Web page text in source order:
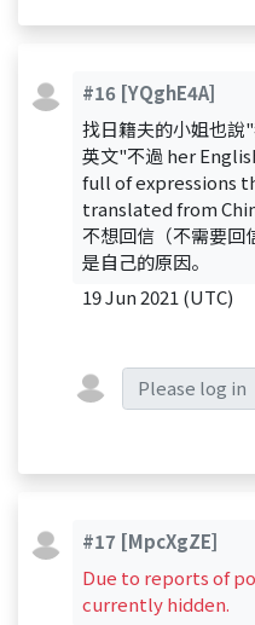
#16 [YQghE4A]
找日籍夫的小姐也
英文"不過 her
full of expressions
translated from
不想回信（不需要回
是自己的原因。
19 Jun 2021 (UTC)
#17 [MpcXgZE]
Due to reports of
currently hidden.